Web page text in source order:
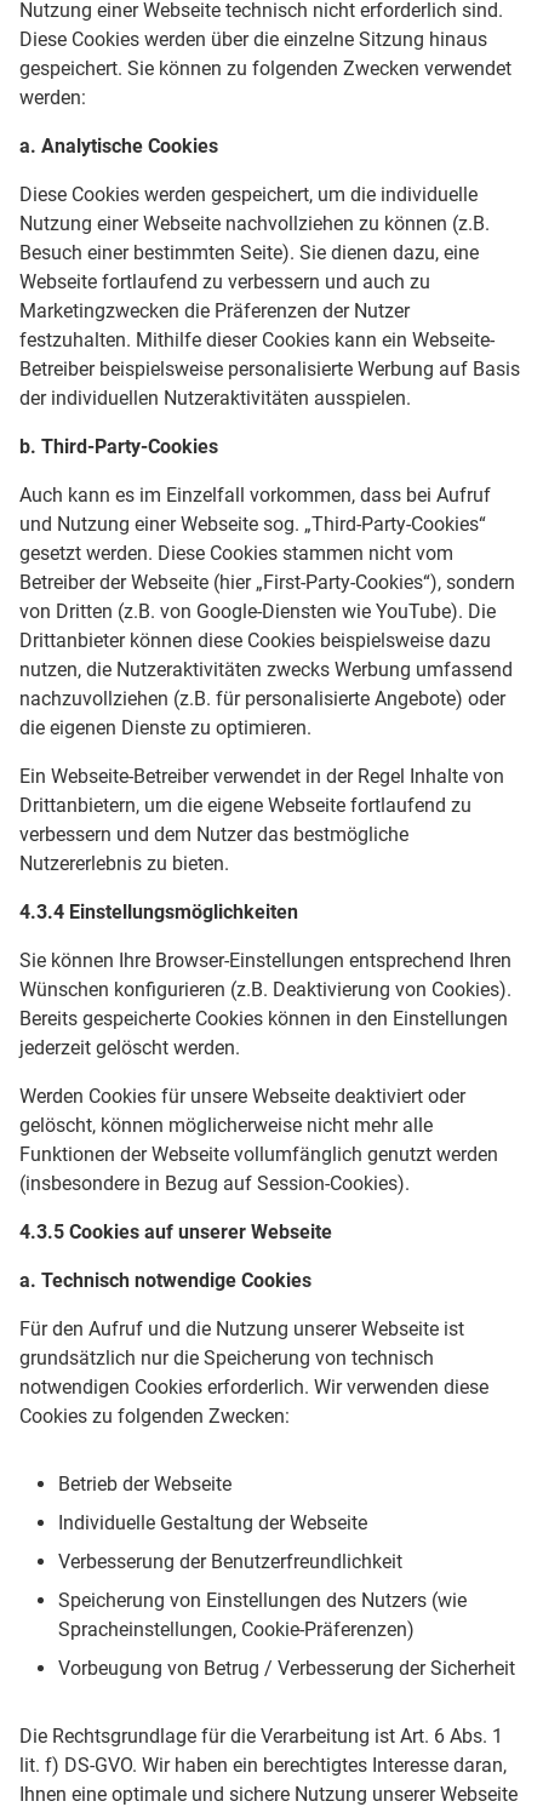
Nutzung einer Webseite technisch nicht erforderlich sind.
Diese Cookies werden über die einzelne Sitzung hinaus
gespeichert. Sie können zu folgenden Zwecken verwendet
werden:
a. Analytische Cookies
Diese Cookies werden gespeichert, um die individuelle
Nutzung einer Webseite nachvollziehen zu können (z.B.
Besuch einer bestimmten Seite). Sie dienen dazu, eine
Webseite fortlaufend zu verbessern und auch zu
Marketingzwecken die Präferenzen der Nutzer
festzuhalten. Mithilfe dieser Cookies kann ein Webseite-
Betreiber beispielsweise personalisierte Werbung auf Basis
der individuellen Nutzeraktivitäten ausspielen.
b. Third-Party-Cookies
Auch kann es im Einzelfall vorkommen, dass bei Aufruf
und Nutzung einer Webseite sog. „Third-Party-Cookies“
gesetzt werden. Diese Cookies stammen nicht vom
Betreiber der Webseite (hier „First-Party-Cookies“), sondern
von Dritten (z.B. von Google-Diensten wie YouTube). Die
Drittanbieter können diese Cookies beispielsweise dazu
nutzen, die Nutzeraktivitäten zwecks Werbung umfassend
nachzuvollziehen (z.B. für personalisierte Angebote) oder
die eigenen Dienste zu optimieren.
Ein Webseite-Betreiber verwendet in der Regel Inhalte von
Drittanbietern, um die eigene Webseite fortlaufend zu
verbessern und dem Nutzer das bestmögliche
Nutzererlebnis zu bieten.
4.3.4 Einstellungsmöglichkeiten
Sie können Ihre Browser-Einstellungen entsprechend Ihren
Wünschen konfigurieren (z.B. Deaktivierung von Cookies).
Bereits gespeicherte Cookies können in den Einstellungen
jederzeit gelöscht werden.
Werden Cookies für unsere Webseite deaktiviert oder
gelöscht, können möglicherweise nicht mehr alle
Funktionen der Webseite vollumfänglich genutzt werden
(insbesondere in Bezug auf Session-Cookies).
4.3.5 Cookies auf unserer Webseite
a. Technisch notwendige Cookies
Für den Aufruf und die Nutzung unserer Webseite ist
grundsätzlich nur die Speicherung von technisch
notwendigen Cookies erforderlich. Wir verwenden diese
Cookies zu folgenden Zwecken:
Betrieb der Webseite
Individuelle Gestaltung der Webseite
Verbesserung der Benutzerfreundlichkeit
Speicherung von Einstellungen des Nutzers (wie
Spracheinstellungen, Cookie-Präferenzen)
Vorbeugung von Betrug / Verbesserung der Sicherheit
Die Rechtsgrundlage für die Verarbeitung ist Art. 6 Abs. 1
lit. f) DS-GVO. Wir haben ein berechtigtes Interesse daran,
Ihnen eine optimale und sichere Nutzung unserer Webseite